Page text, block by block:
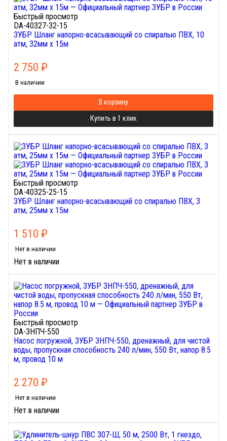
Быстрый просмотр
DA-40327-32-15
ЗУБР Шланг напорно-всасывающий со спиралью ПВХ, 10
атм, 32мм х 15м
2 750 ₽
В наличии
В корзину
Купить в 1 клик
Быстрый просмотр
DA-40325-25-15
ЗУБР Шланг напорно-всасывающий со спиралью ПВХ, 3
атм, 25мм х 15м
1 510 ₽
Нет в наличии
Нет в наличии
Быстрый просмотр
DA-ЗНПЧ-550
Насос погружной, ЗУБР ЗНПЧ-550, дренажный, для чистой
воды, пропускная способность 240 л/мин, 550 Вт, напор 8.5
м, провод 10 м
2 270 ₽
Нет в наличии
Нет в наличии